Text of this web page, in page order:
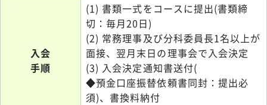
入会
手順
(1) 書類一式をコースに提出(書類締
切：毎月20日)
(2) 常務理事及び分科委員長1名以上が
面接、翌月末日の理事会で入会決定
(3) 入会決定通知書送付(
◆預金口座振替依頼書同封：提出必
須)、書換料納付